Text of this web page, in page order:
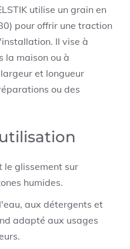
utilise un grain en
pour offrir une traction
Il vise à
la maison ou à
et longueur
ou des
le glissement sur
humides.
aux détergents et
adapté aux usages